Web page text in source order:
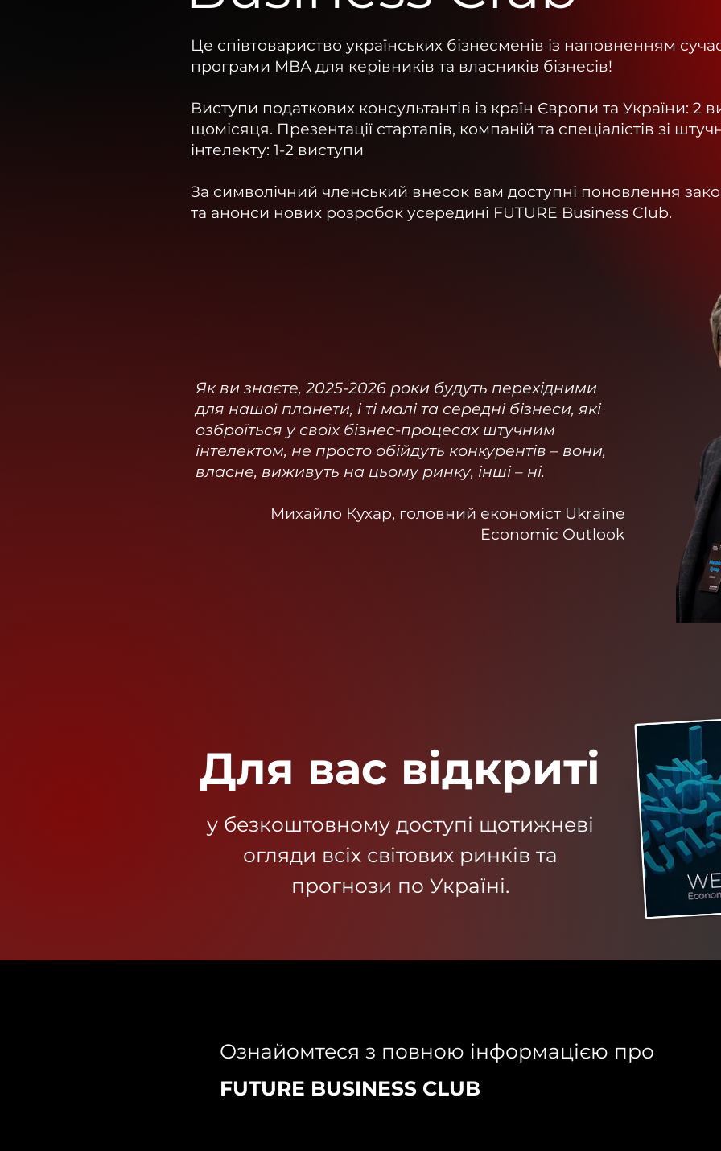
Це співтовариство українських бізнесменів із наповненням
програми МВА для керівників та власників бізнесів!
Виступи податкових консультантів із країн Європи та України: 2
щомісяця. Презентації стартапів, компаній та спеціалістів зі
інтелекту: 1-2 виступи
За символічний членський внесок вам доступні поновлення
та анонси нових розробок усередині FUTURE Business Club.
Як ви знаєте, 2025-2026 роки будуть перехідними
для нашої планети, і ті малі та середні бізнеси, які
озброїться у своїх бізнес-процесах штучним
інтелектом, не просто обійдуть конкурентів – вони,
власне, виживуть на цьому ринку, інші – ні.
Михайло Кухар, головний економіст Ukraine
Economic Outlook
Для вас відкриті
у безкоштовному доступі щотижневі
огляди всіх світових ринків та
прогнози по Україні.
Ознайомтеся з повною інформацією про
FUTURE BUSINESS CLUB